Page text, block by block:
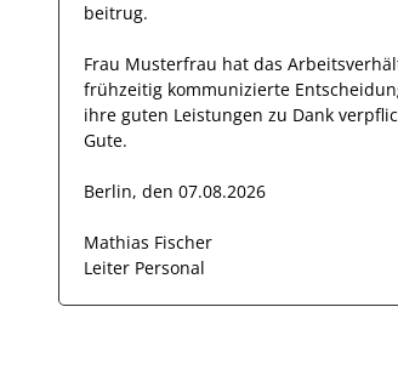
beitrug.
Frau Musterfrau hat das
frühzeitig kommunizierte
ihre guten Leistungen zu Dank
Gute.
Berlin, den 07.08.2026
Mathias Fischer
Leiter Personal